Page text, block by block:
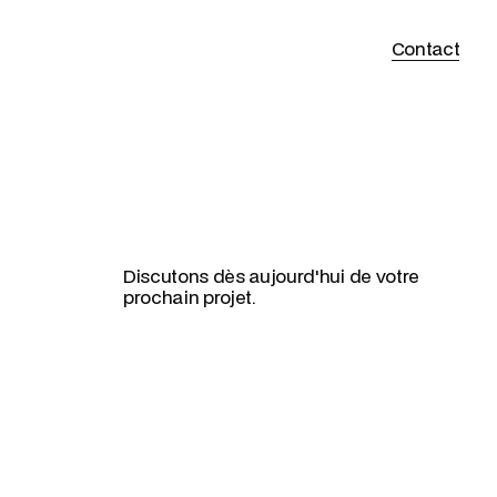
Contact
Discutons dès aujourd'hui de votre
prochain projet.